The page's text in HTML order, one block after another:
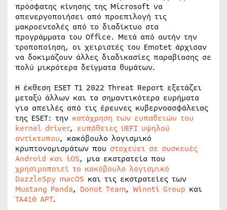
πρόσφατης κίνησης της Microsoft να
απενεργοποιήσει από προεπιλογή τις
μακροεντολές από το διαδίκτυο στα
προγράμματα του Office. Μετά από αυτήν την
τροποποίηση, οι χειριστές του Emotet άρχισαν
να δοκιμάζουν άλλες διαδικασίες παραβίασης σε
πολύ μικρότερα δείγματα θυμάτων.
Η έκθεση ESET T1 2022 Threat Report εξετάζει
μεταξύ άλλων και τα σημαντικότερα ευρήματα
για απειλές από τις έρευνες κυβερνοασφάλειας
της ESET: την κατάχρηση των ευπαθειών του
kernel driver, ευπάθειες UEFI υψηλού
αντίκτυπου, κακόβουλο λογισμικό
κρυπτονομισμάτων που στοχεύει σε συσκευές
Android και iOS, μια εκστρατεία που
χρησιμοποιεί το κακόβουλο λογισμικό
DazzleSpy macOS και τις εκστρατείες των
Mustang Panda, Donot Team, Winnti Group και
TA410 APT.